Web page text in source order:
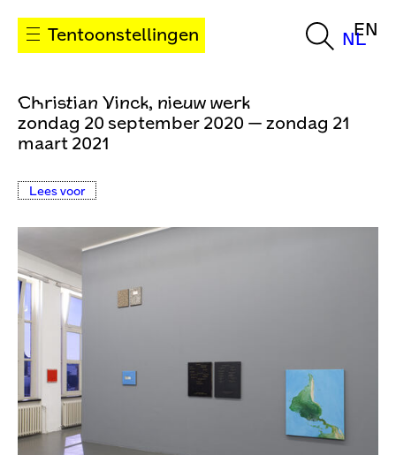
Tentoonstellingen NL
EN
Christian Vinck, nieuw werk
zondag 20 september 2020 — zondag 21
maart 2021
Lees voor